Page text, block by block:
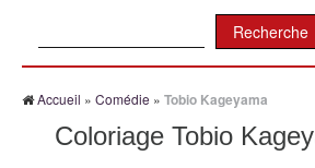
Accueil » Comédie » Tobio Kageyama
Coloriage Tobio